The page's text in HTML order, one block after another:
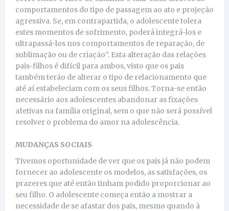
comportamentos do tipo de passagem ao ato e projeção
agressiva. Se, em contrapartida, o adolescente tolera
estes momentos de sofrimento, poderá integrá-los e
ultrapassá-los nos comportamentos de reparação, de
sublimação ou de criação”. Esta alteração das relações
pais-filhos é difícil para ambos, visto que os pais
também terão de alterar o tipo de relacionamento que
até aí estabeleciam com os seus filhos. Torna-se então
necessário aos adolescentes abandonar as fixações
afetivas na família original, sem o que não será possível
resolver o problema do amor na adolescência.
MUDANÇAS SOCIAIS
Tivemos oportunidade de ver que os pais já não podem
fornecer ao adolescente os modelos, as satisfações, os
prazeres que até então tinham podido proporcionar ao
seu filho. O adolescente começa então a mostrar a
necessidade de se afastar dos pais, mesmo quando à